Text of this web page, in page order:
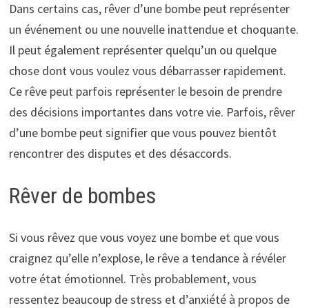
Dans certains cas, rêver d’une bombe peut représenter
un événement ou une nouvelle inattendue et choquante.
Il peut également représenter quelqu’un ou quelque
chose dont vous voulez vous débarrasser rapidement.
Ce rêve peut parfois représenter le besoin de prendre
des décisions importantes dans votre vie. Parfois, rêver
d’une bombe peut signifier que vous pouvez bientôt
rencontrer des disputes et des désaccords.
Rêver de bombes
Si vous rêvez que vous voyez une bombe et que vous
craignez qu’elle n’explose, le rêve a tendance à révéler
votre état émotionnel. Très probablement, vous
ressentez beaucoup de stress et d’anxiété à propos de